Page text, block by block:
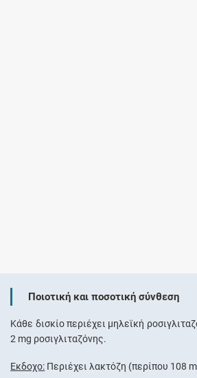
Ποιοτική και ποσοτική σύνθεση
Κάθε δισκίο περιέχει μηλεϊκή
2 mg ροσιγλιταζόνης.
Έκδοχο: Περιέχει λακτόζη (περίπου 108